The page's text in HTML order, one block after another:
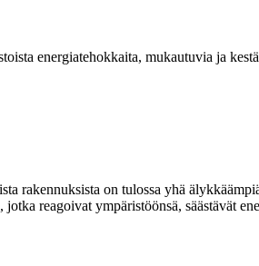
energiatehokkaita, mukautuvia ja
rakennuksista on tulossa yhä
reagoivat ympäristöönsä, säästävät